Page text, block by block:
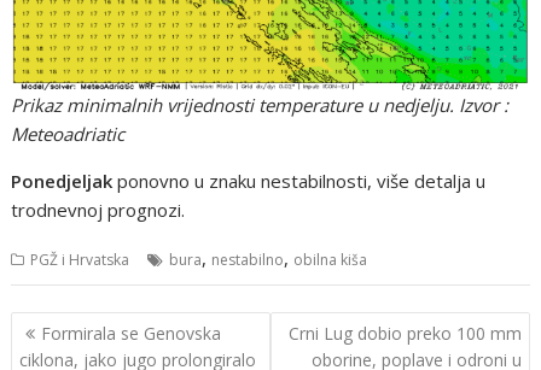
Prikaz minimalnih vrijednosti temperature u nedjelju. Izvor :
Meteoadriatic
Ponedjeljak ponovno u znaku nestabilnosti, više detalja u
trodnevnoj prognozi.
PGŽ i Hrvatska bura, nestabilno, obilna kiša
Navigacija
objava
Formirala se Genovska
ciklona, jako jugo prolongiralo
Crni Lug dobio preko 100 mm
oborine, poplave i odroni u